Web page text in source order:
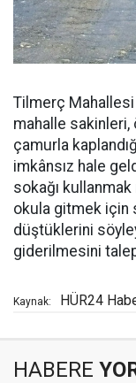
Tilmerç
mahalle sakinleri,
çamurla
imkânsız hale
sokağı kullanmak
okula gitmek için
düştüklerini
giderilmesini
Kaynak: HÜR24
HABERE